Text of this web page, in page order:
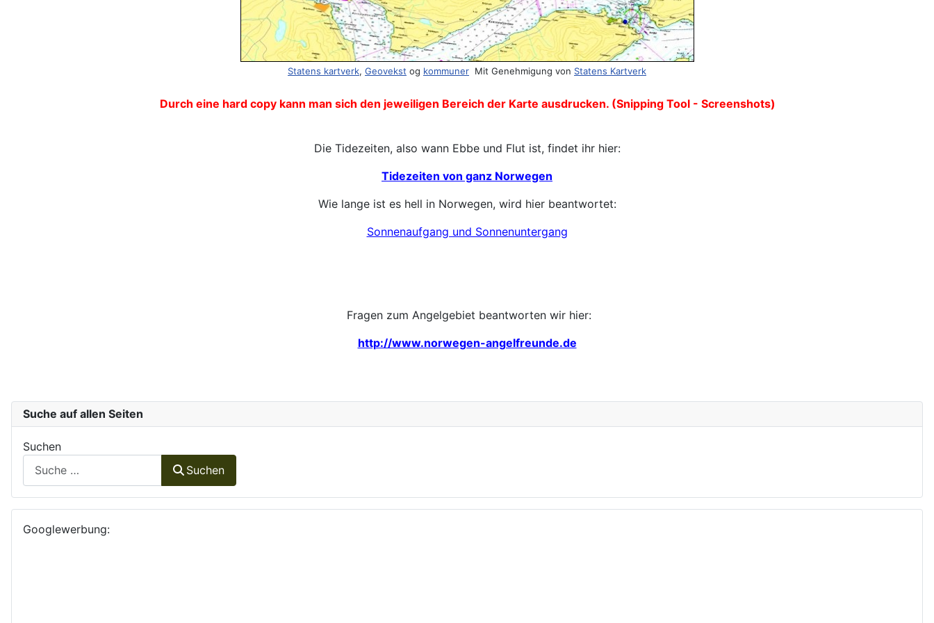
Statens kartverk, Geovekst og kommuner Mit Genehmigung von Statens Kartverk
Durch eine hard copy kann man sich den jeweiligen Bereich der Karte ausdrucken. (Snipping Tool - Screenshots)
Die Tidezeiten, also wann Ebbe und Flut ist, findet ihr hier:
Tidezeiten von ganz Norwegen
Wie lange ist es hell in Norwegen, wird hier beantwortet:
Sonnenaufgang und Sonnenuntergang
Fragen zum Angelgebiet beantworten wir hier:
http://www.norwegen-angelfreunde.de
Suche auf allen Seiten
Suchen
Suchen
Googlewerbung: